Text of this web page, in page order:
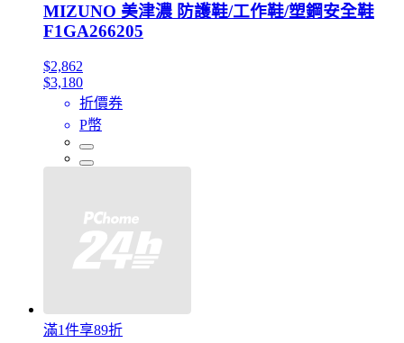
MIZUNO 美津濃 防護鞋/工作鞋/塑鋼安全鞋
F1GA266205
$2,862
$3,180
折價券
P幣
滿1件享89折